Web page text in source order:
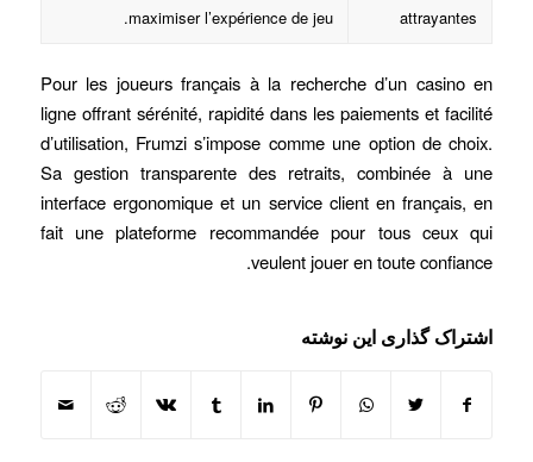
attrayantes
maximiser l’expérience de jeu.
Pour les joueurs français à la recherche d’un casino en
ligne offrant sérénité, rapidité dans les paiements et facilité
d’utilisation, Frumzi s’impose comme une option de choix.
Sa gestion transparente des retraits, combinée à une
interface ergonomique et un service client en français, en
fait une plateforme recommandée pour tous ceux qui
veulent jouer en toute confiance.
اشتراک گذاری این نوشته